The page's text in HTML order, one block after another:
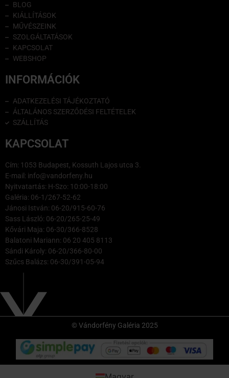
BLOG
KIÁLLÍTÁSOK
MŰVÉSZEINK
SZOLGÁLTATÁSOK
KAPCSOLAT
WEBSHOP
INFORMÁCIÓK
ADATKEZELÉSI TÁJÉKOZTATÓ
ÁLTALÁNOS SZERZŐDÉSI FELTÉTELEK
SZÁLLÍTÁS
KAPCSOLAT
Cím: 1053 Budapest, Kossuth Lajos utca 3.
E-mail: info@vandorfeny.hu
Nyitvatartás: H-Szo: 10:00-18:00
Galéria: 06-1/267-52-62
Jánosi István: 06-20/915-60-76
Sass László: 06-20/265-25-49
Kővári Maja: 06-30/366-8528
Balatoni Mariann: 06 20 405 8113
Sándi Károly: 06-20/366-80-00
Szűcs Balázs: 06-30/391-05-94
© Vándorfény Galéria 2025